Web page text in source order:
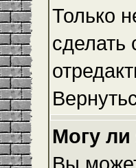
Только
Могу ли